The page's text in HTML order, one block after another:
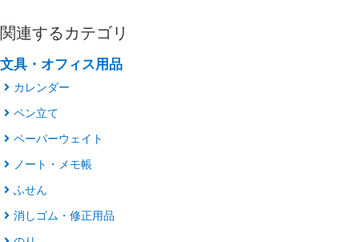
関連するカテゴリ
文具・オフィス用品
カレンダー
ペン立て
ペーパーウェイト
ノート・メモ帳
ふせん
消しゴム・修正用品